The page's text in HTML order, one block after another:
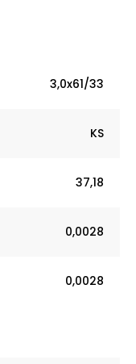
3,0x61/33
KS
37,18
0,0028
0,0028